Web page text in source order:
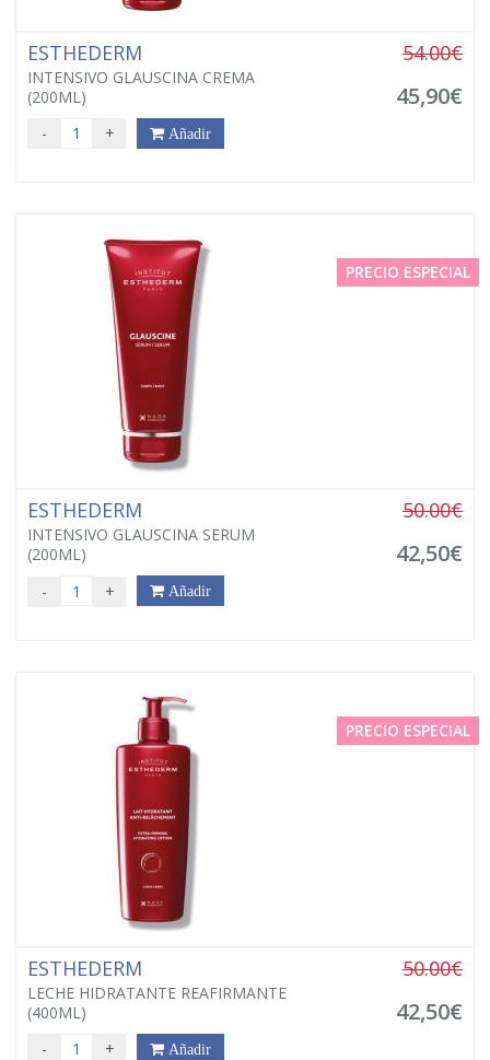
ESTHEDERM
INTENSIVO GLAUSCINA CREMA
(200ML)
54.00€
45,90€
- + Añadir
PRECIO ESPECIAL
ESTHEDERM
INTENSIVO GLAUSCINA SERUM
(200ML)
50.00€
42,50€
- + Añadir
PRECIO ESPECIAL
ESTHEDERM
LECHE HIDRATANTE REAFIRMANTE
(400ML)
50.00€
42,50€
- + Añadir